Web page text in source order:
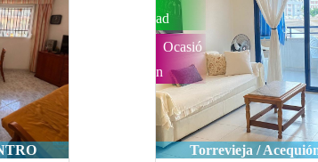
Torrevieja /
ad
Ocasió
n